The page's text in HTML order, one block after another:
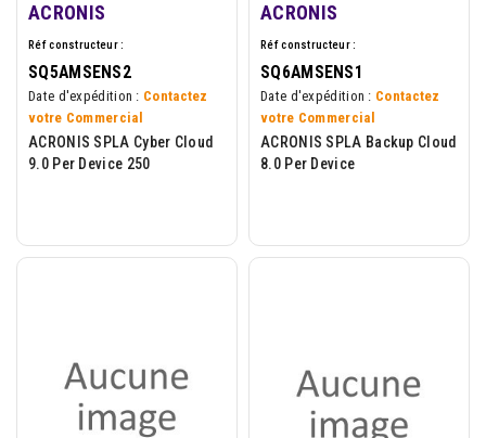
ACRONIS
Réf constructeur :
SQ5AMSENS2
Date d'expédition : Contactez
votre Commercial
ACRONIS SPLA Cyber Cloud
9.0 Per Device 250
ACRONIS
Réf constructeur :
SQ6AMSENS1
Date d'expédition : Contactez
votre Commercial
ACRONIS SPLA Backup Cloud
8.0 Per Device